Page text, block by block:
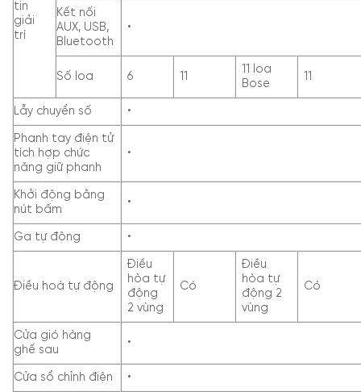
tin
giải
trí
Kết nối
AUX, USB,
Bluetooth
•
Số loa 6 11
11 loa
Bose
11
Lẫy chuyển số •
Phanh tay điện tử
tích hợp chức
năng giữ phanh
•
Khởi động bằng
nút bấm
•
Ga tự động •
Điều hoà tự động
Điều
hòa tự
động
2 vùng
Có
Điều
hòa tự
động 2
vùng
Có
Cửa gió hàng
ghế sau
•
Cửa sổ chỉnh điện •